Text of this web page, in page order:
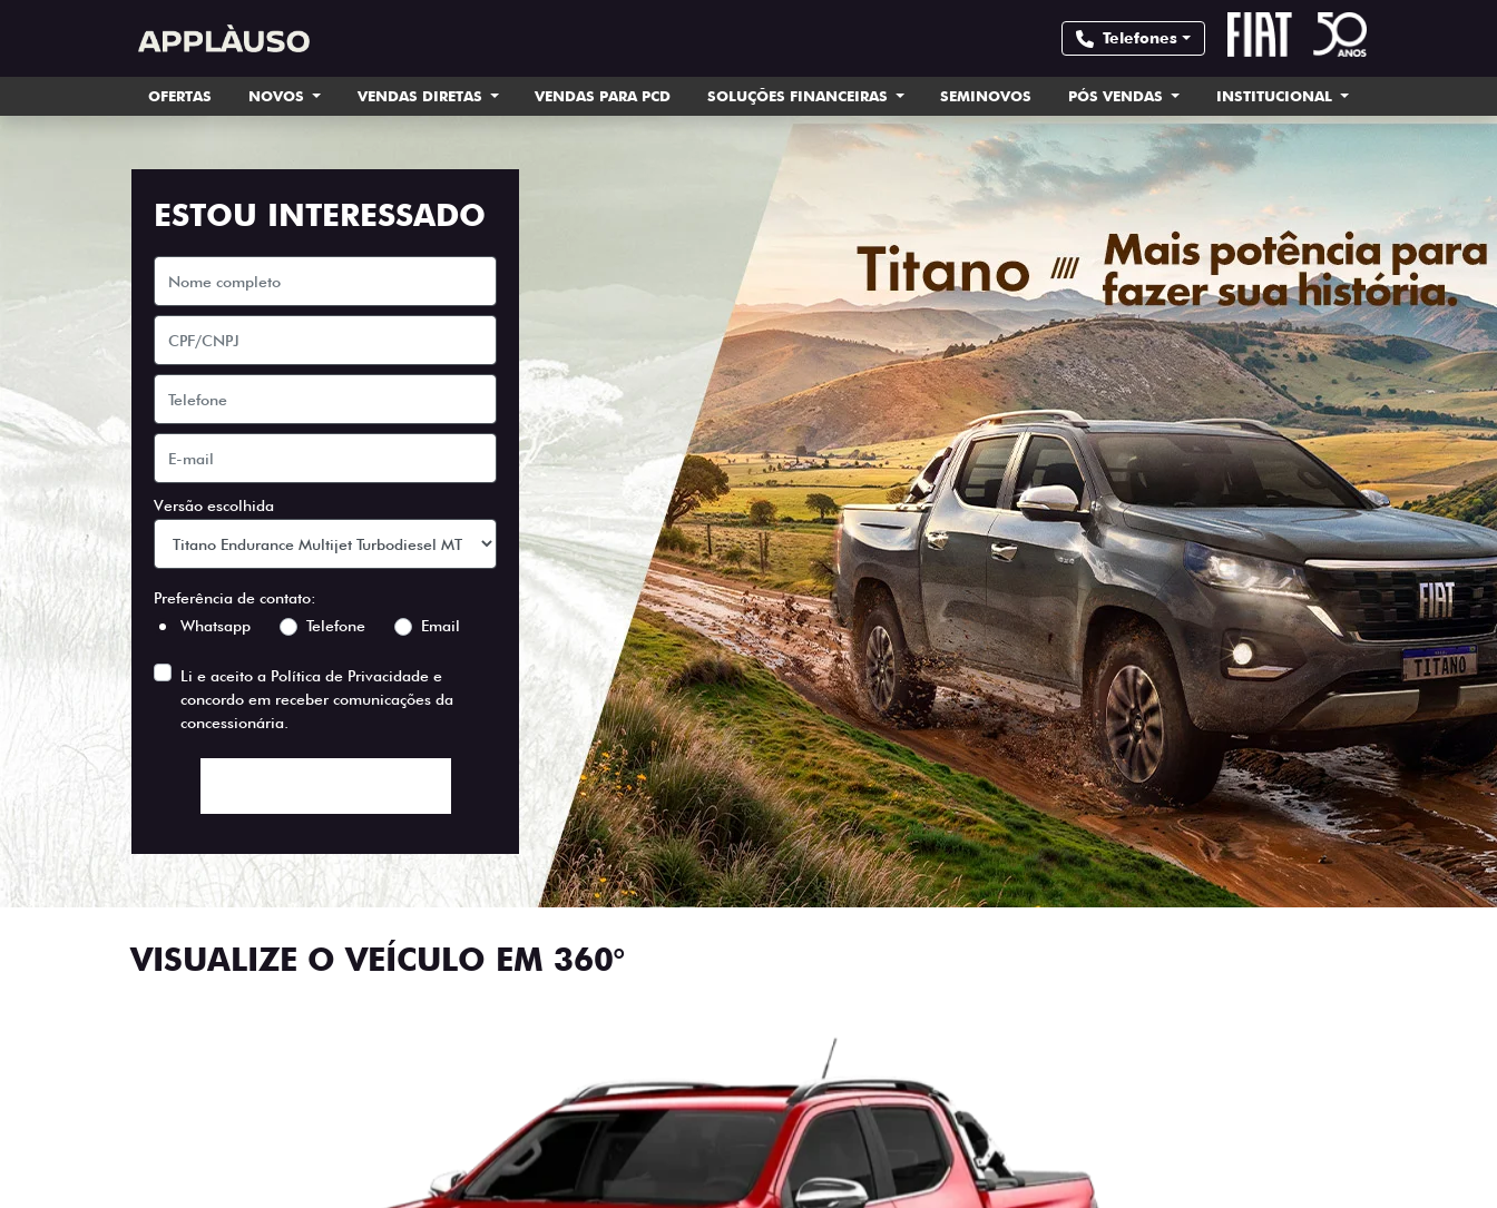
Telefones
OFERTAS NOVOS VENDAS DIRETAS VENDAS PARA PCD SOLUÇÕES FINANCEIRAS SEMINOVOS PÓS VENDAS INSTITUCIONAL
ESTOU INTERESSADO
Versão escolhida
Preferência de contato:
Whatsapp
Telefone Email
Li e aceito a Política de Privacidade e
concordo em receber comunicações da
concessionária.
VISUALIZE O VEÍCULO EM 360°